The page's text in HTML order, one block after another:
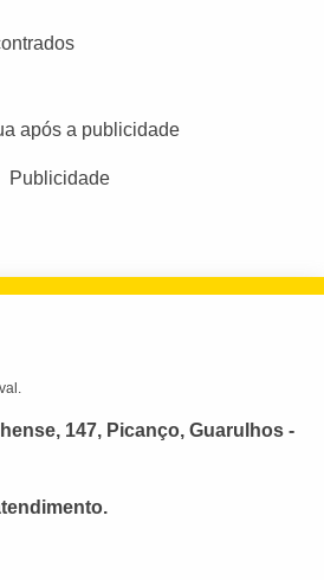
após a publicidade
Publicidade
147, Picanço, Guarulhos -